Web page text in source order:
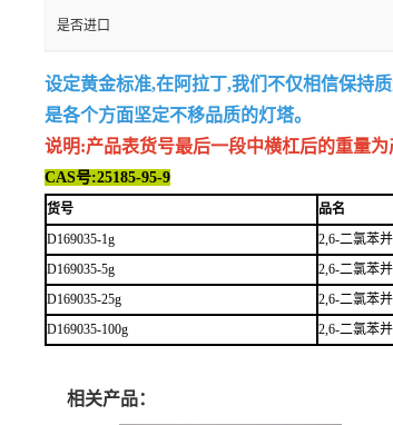
是否进口
设定黄金标准,在阿拉丁,我们不仅相信保持
是各个方面坚定不移品质的灯塔。
说明:产品表货号最后一段中横杠后的重量为
CAS号:25185-95-9
货号 品名
D169035-1g
2,6-二氯苯
D169035-5g
2,6-二氯苯
D169035-25g
2,6-二氯苯
D169035-100g
2,6-二氯苯
相关产品：